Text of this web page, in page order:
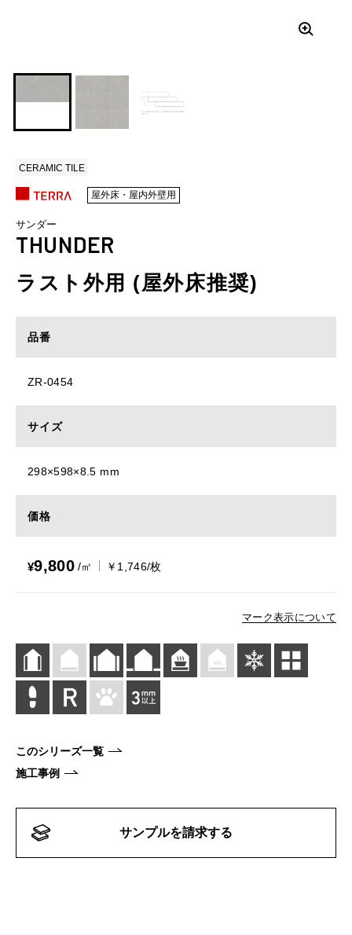
CERAMIC TILE
屋外床・屋内外壁用
サンダー
THUNDER
ラスト外用 (屋外床推奨)
品番
ZR-0454
サイズ
298×598×8.5 mm
価格
¥9,800 /㎡ ￥1,746/枚
マーク表示について
このシリーズ一覧
施工事例
サンプルを請求する